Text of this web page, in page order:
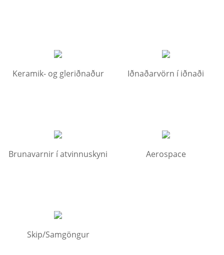
Keramik- og gleriðnaður Iðnaðarvörn í iðnaði
Brunavarnir í atvinnuskyni Aerospace
Skip/Samgöngur